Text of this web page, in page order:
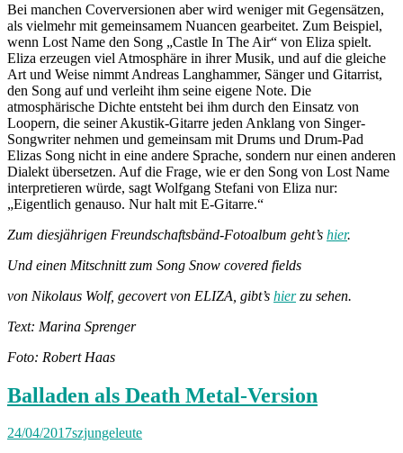
Bei manchen Coverversionen aber wird weniger mit Gegensätzen,
als vielmehr mit gemeinsamem Nuancen gearbeitet. Zum Beispiel,
wenn Lost Name den Song „Castle In The Air“ von Eliza spielt.
Eliza erzeugen viel Atmosphäre in ihrer Musik, und auf die gleiche
Art und Weise nimmt Andreas Langhammer, Sänger und Gitarrist,
den Song auf und verleiht ihm seine eigene Note. Die
atmosphärische Dichte entsteht bei ihm durch den Einsatz von
Loopern, die seiner Akustik-Gitarre jeden Anklang von Singer-
Songwriter nehmen und gemeinsam mit Drums und Drum-Pad
Elizas Song nicht in eine andere Sprache, sondern nur einen anderen
Dialekt übersetzen. Auf die Frage, wie er den Song von Lost Name
interpretieren würde, sagt Wolfgang Stefani von Eliza nur:
„Eigentlich genauso. Nur halt mit E-Gitarre.“
Zum diesjährigen Freundschaftsbänd-Fotoalbum geht’s hier.
Und einen Mitschnitt zum Song Snow covered fields
von Nikolaus Wolf, gecovert von ELIZA, gibt’s hierzu sehen.
Text: Marina Sprenger
Foto: Robert Haas
Balladen als Death Metal-Version
24/04/2017szjungeleute